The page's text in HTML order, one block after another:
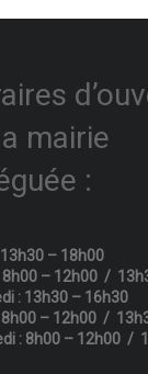
mairie
:
13h30 – 18h00
8h00 – 12h00 /
: 13h30 – 16h30
8h00 – 12h00 /
: 8h00 – 12h00 /